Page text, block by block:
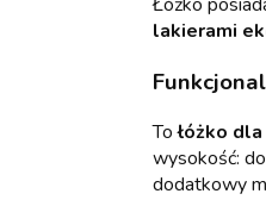
lakierami
Tołóżko
wysokość:
dodatkowy